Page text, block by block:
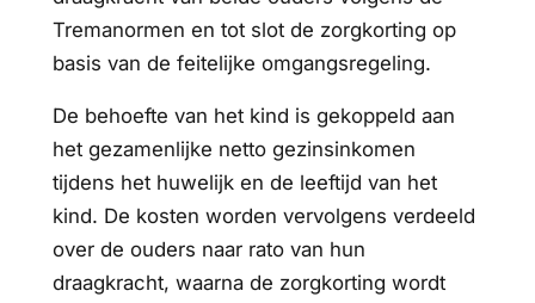
Tremanormen en tot slot de zorgkorting op
basis van de feitelijke omgangsregeling.
De behoefte van het kind is gekoppeld aan
het gezamenlijke netto gezinsinkomen
tijdens het huwelijk en de leeftijd van het
kind. De kosten worden vervolgens verdeeld
over de ouders naar rato van hun
draagkracht, waarna de zorgkorting wordt